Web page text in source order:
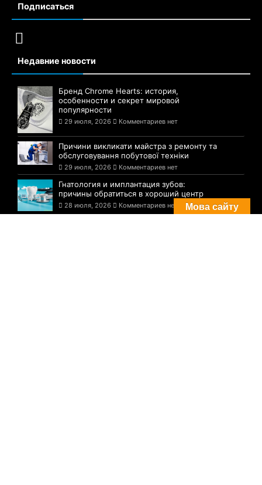
Подписаться
Недавние новости
Бренд Chrome Hearts: история,
особенности и секрет мировой
популярности
29 июля, 2026 Комментариев нет
Причини викликати майстра з ремонту та
обслуговування побутової техніки
29 июля, 2026 Комментариев нет
Гнатология и имплантация зубов:
причины обратиться в хороший центр
28 июля, 2026 Комментариев нет Мова сайту